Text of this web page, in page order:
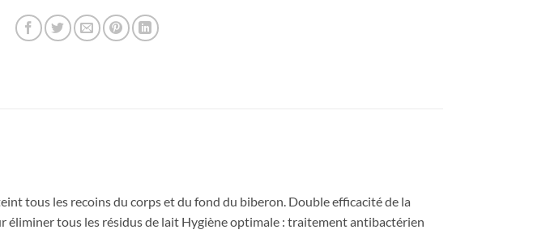
tous les recoins du corps et du fond du biberon. Double efficacité de la
éliminer tous les résidus de lait Hygiène optimale : traitement antibactérien